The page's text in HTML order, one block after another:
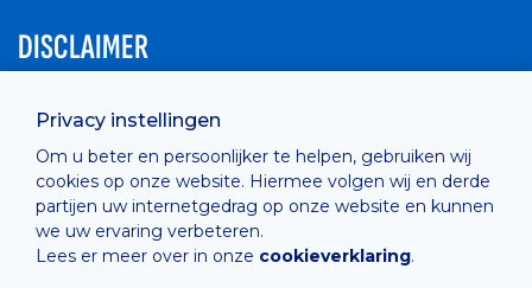
Privacy instellingen
Om u beter en persoonlijker te helpen, gebruiken wij
cookies op onze website. Hiermee volgen wij en derde
partijen uw internetgedrag op onze website en kunnen
we uw ervaring verbeteren.
Lees er meer over in onze cookieverklaring.
DISCLAIMER
Privacy Policy
Cashless
verkoopsvoorwaarden
Cookie Policy